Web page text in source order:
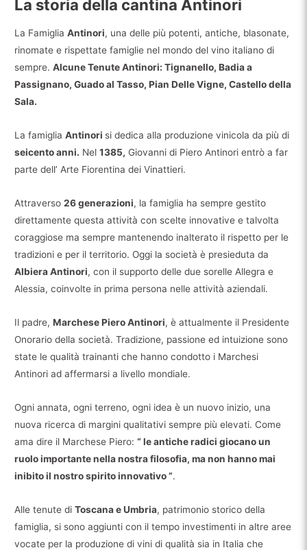
La storia della cantina Antinori
La FamigliaAntinori, una delle più potenti, antiche, blasonate,
rinomate e rispettate famiglie nel mondo del vino italiano di
sempre.Alcune Tenute Antinori: Tignanello, Badia a
Passignano, Guado al Tasso, Pian Delle Vigne, Castello della
Sala.
La famigliaAntinori si dedica alla produzione vinicola da più di
seicento anni. Nel1385, Giovanni di Piero Antinori entrò a far
parte dell’ Arte Fiorentina dei Vinattieri.
Attraverso26 generazioni, la famiglia ha sempre gestito
direttamente questa attività con scelte innovative e talvolta
coraggiose ma sempre mantenendo inalterato il rispetto per le
tradizioni e per il territorio. Oggi la società è presieduta da
Albiera Antinori, con il supporto delle due sorelle Allegra e
Alessia, coinvolte in prima persona nelle attività aziendali.
Il padre,Marchese Piero Antinori, è attualmente il Presidente
Onorario della società. Tradizione, passione ed intuizione sono
state le qualità trainanti che hanno condotto i Marchesi
Antinori ad affermarsi a livello mondiale.
Ogni annata, ogni terreno, ogni idea è un nuovo inizio, una
nuova ricerca di margini qualitativi sempre più elevati. Come
ama dire il Marchese Piero:“ le antiche radici giocano un
ruolo importante nella nostra filosofia, ma non hanno mai
inibito il nostro spirito innovativo ”.
Alle tenute diToscana e Umbria, patrimonio storico della
famiglia, si sono aggiunti con il tempo investimenti in altre aree
vocate per la produzione di vini di qualità sia in Italia che